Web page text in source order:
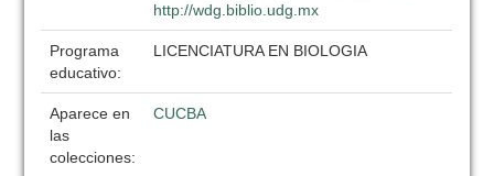
http://wdg.biblio.udg.mx
Programa
educativo:
LICENCIATURA EN BIOLOGIA
Aparece en
las
colecciones:
CUCBA